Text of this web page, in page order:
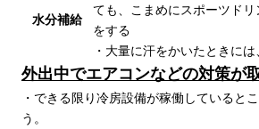
水分補給
ても、こまめにスポーツド
をする
・大量に汗をかいたときに
外出中でエアコンなどの対策が
・できる限り冷房設備が稼働していると
う。